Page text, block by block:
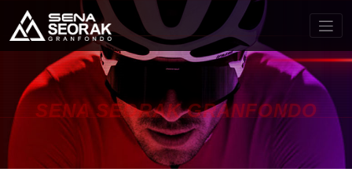
SENA SEORAK GRANFONDO